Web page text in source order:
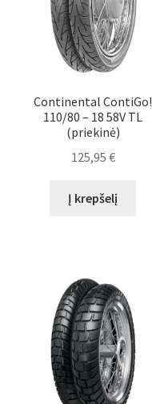
Continental ContiGo!
110/80 – 18 58V TL
(priekinė)
125,95 €
Į krepšelį